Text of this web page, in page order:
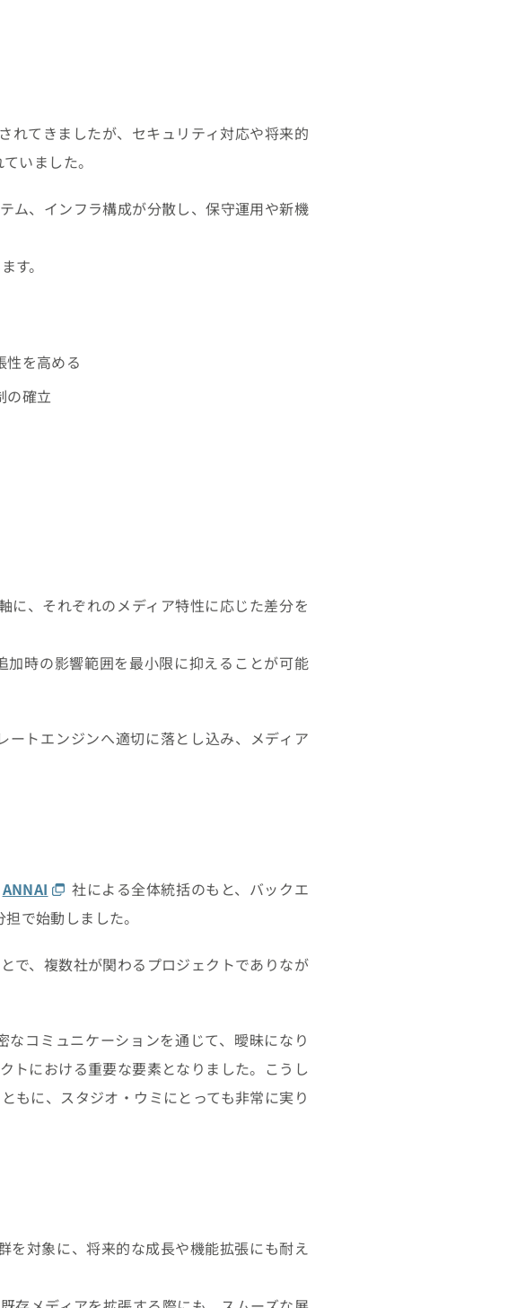
れてきましたが、セキュリティ対応や将来的
いました。
ム、インフラ構成が分散し、保守運用や新機
す。
性を高める
の確立
に、それぞれのメディア特性に応じた差分を
時の影響範囲を最小限に抑えることが可能
トエンジンへ適切に落とし込み、メディア
ANNAI
社による全体統括のもと、バックエ
で始動しました。
で、複数社が関わるプロジェクトでありなが
コミュニケーションを通じて、曖昧になり
トにおける重要な要素となりました。こうし
もに、スタジオ・ウミにとっても非常に実り
を対象に、将来的な成長や機能拡張にも耐え